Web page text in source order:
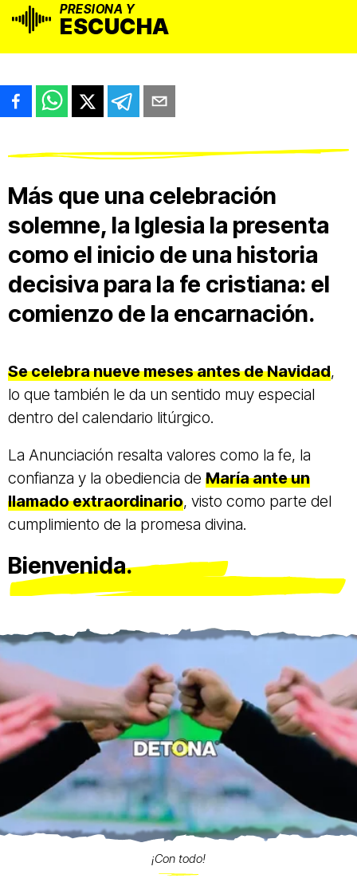
PRESIONA Y
ESCUCHA
Más que una celebración
solemne, la Iglesia la presenta
como el inicio de una historia
decisiva para la fe cristiana: el
comienzo de la encarnación.
Se celebra nueve meses antes de Navidad,
lo que también le da un sentido muy especial
dentro del calendario litúrgico.
La Anunciación resalta valores como la fe, la
confianza y la obediencia de María ante un
llamado extraordinario, visto como parte del
cumplimiento de la promesa divina.
Bienvenida.
¡Con todo!